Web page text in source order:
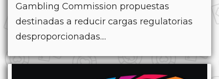
Gambling Commission propuestas
destinadas a reducir cargas regulatorias
desproporcionadas....